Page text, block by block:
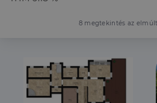
8 megtekintés az